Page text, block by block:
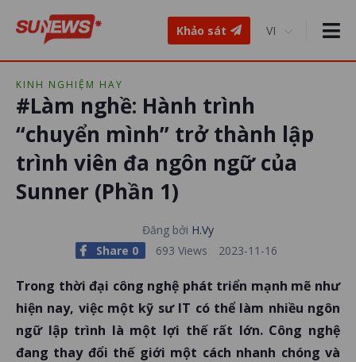
Khảo sát
KINH NGHIỆM HAY
#Làm nghề: Hành trình
“chuyển mình” trở thành lập
trình viên đa ngôn ngữ của
Sunner (Phần 1)
Đăng bởi H.Vy
Share 0
693 Views 2023-11-16
Trong thời đại công nghệ phát triển mạnh mẽ như
hiện nay, việc một kỹ sư IT có thể làm nhiều ngôn
ngữ lập trình là một lợi thế rất lớn. Công nghệ
đang thay đổi thế giới một cách nhanh chóng và